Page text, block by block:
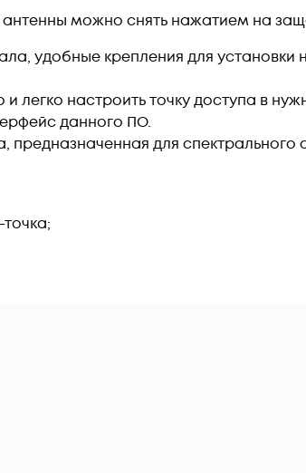
можно снять нажатием на
удобные крепления для
и легко настроить точку доступа в
данного ПО.
предназначенная для